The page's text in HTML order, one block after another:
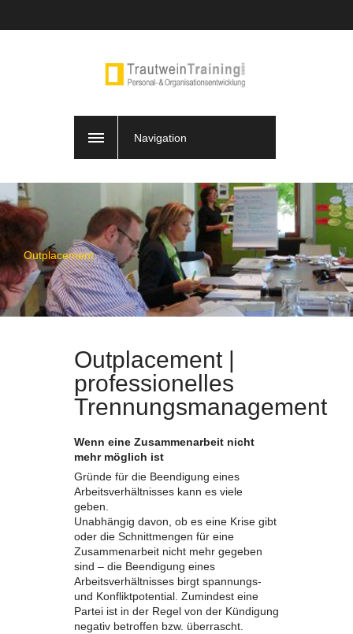
Navigation
Outplacement
Outplacement |
professionelles
Trennungsmanagement
Wenn eine Zusammenarbeit nicht
mehr möglich ist
Gründe für die Beendigung eines
Arbeitsverhältnisses kann es viele
geben.
Unabhängig davon, ob es eine Krise gibt
oder die Schnittmengen für eine
Zusammenarbeit nicht mehr gegeben
sind – die Beendigung eines
Arbeitsverhältnisses birgt spannungs-
und Konfliktpotential. Zumindest eine
Partei ist in der Regel von der Kündigung
negativ betroffen bzw. überrascht.